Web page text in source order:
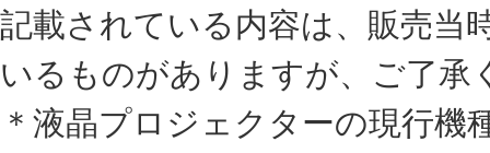
記載されている内容は、販売当
いるものがありますが、ご了承
＊液晶プロジェクターの現行機